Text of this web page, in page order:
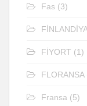
Fas (3)
FİNLANDİYA
FİYORT (1)
FLORANSA
Fransa (5)